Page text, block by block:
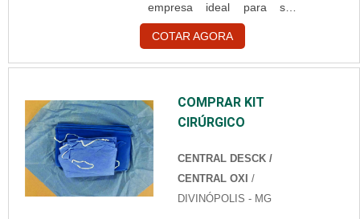
CIRÚRGICO
ESTERILQuem está a
procura de comprar
kit cirúrgico esteril em
comprometida com
os serviços, depara
expressão de
empresa ideal para seu
negócio. Realizando uma
cotação na vitrine que se
chama Soluções Industriais e
referência no mercado em
seu próprio segmento.
Quando o tema é comprar kit
cirúrgico estéril descartável,
com a Central OXI atingirá
COTAR AGORA
COMPRAR KIT
CIRÚRGICO
CENTRAL DESCK /
CENTRAL OXI /
DIVINÓPOLIS - MG